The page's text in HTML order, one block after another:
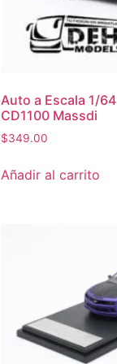
Auto a Escala 1/
CD1100 Massdi
$349.00
Añadir al carrito